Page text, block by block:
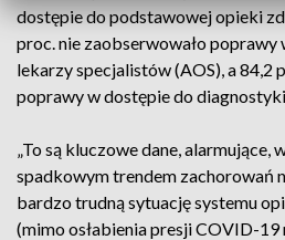
dostępie do podstawowej opieki
proc. nie zaobserwowało
lekarzy specjalistów (AOS), a 84,2
poprawy w dostępie do
„To są kluczowe dane, alarmujące,
spadkowym trendem zachorowań
bardzo trudną sytuację systemu
(mimo osłabienia presji COVID-19